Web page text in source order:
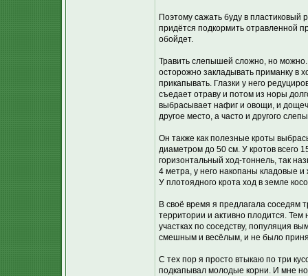
Поэтому сажать буду в пластиковый
придётся подкормить отравленной
обойдет.
Травить слепышей сложно, но
осторожно закладывать приманку в
прикапывать. Глазки у него
съедает отраву и потом из норы
выбрасывает нафиг и овощи, и
другое место, а часто и другого
Он также как полезные кроты
диаметром до 50 см. У кротов всего
горизонтальный ход-тоннель, так
4 метра, у него накопаны кладовые
У плотоядного крота ход в земле
В своё время я предлагала соседям
территории и активно плодится. Тем
участках по соседству, популяция
смешным и весёлым, и не было
С тех пор я просто втыкаю по три
подкапывал молодые корни. И мне